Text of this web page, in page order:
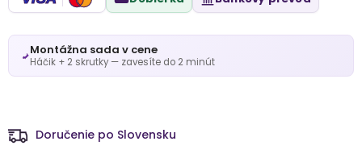
Montážna sada v cene
Háčik + 2 skrutky — zavesíte do 2 minút
Doručenie po Slovensku